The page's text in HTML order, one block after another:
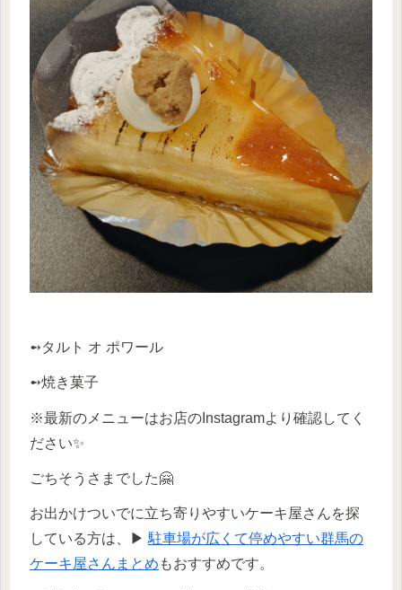
➻タルト オ ポワール
➻焼き菓子
※最新のメニューはお店のInstagramより確認してく
ださい✨
ごちそうさまでした🤗
お出かけついでに立ち寄りやすいケーキ屋さんを探
している方は、▶ 駐車場が広くて停めやすい群馬の
ケーキ屋さんまとめ もおすすめです。